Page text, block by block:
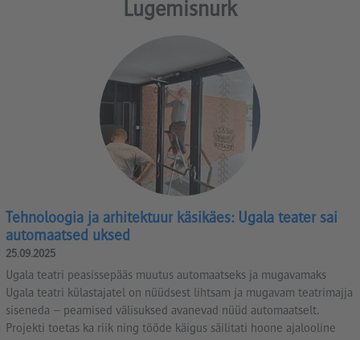
Lugemisnurk
Tehnoloogia ja arhitektuur käsikäes: Ugala teater sai
automaatsed uksed
25.09.2025
Ugala teatri peasissepääs muutus automaatseks ja mugavamaks
Ugala teatri külastajatel on nüüdsest lihtsam ja mugavam teatrimajja
siseneda – peamised välisuksed avanevad nüüd automaatselt.
Projekti toetas ka riik ning tööde käigus säilitati hoone ajalooline